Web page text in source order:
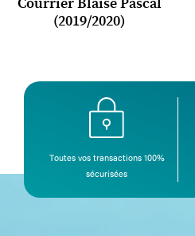
Courrier Blaise Pascal
(2019/2020)
Toutes vos transactions 100%
sécurisées